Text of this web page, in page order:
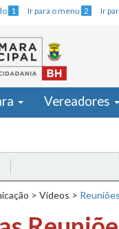
1 Ir para o menu 2 Ir
Vereadores
> Vídeos > Reuniões